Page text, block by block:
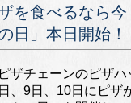
を食べるなら
日」本日開始！
ピザチェーンのピザ
日、9日、10日にピザ